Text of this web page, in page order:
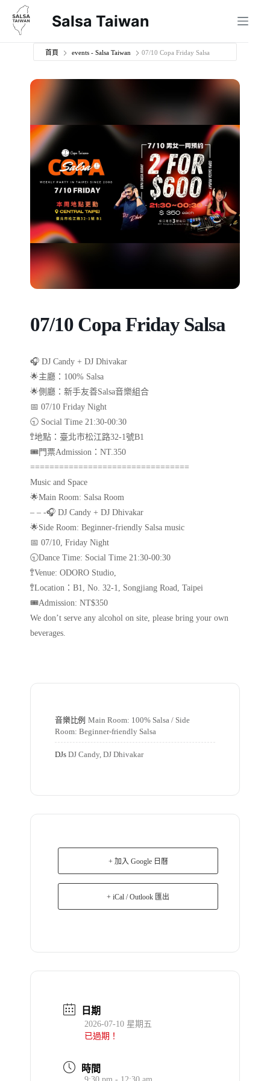
Salsa Taiwan
首頁 events - Salsa Taiwan 07/10 Copa Friday Salsa
07/10 Copa Friday Salsa
🎧 DJ Candy + DJ Dhivakar
🌟主廳：100% Salsa
🌟側廳：新手友善Salsa音樂組合
📅 07/10 Friday Night
🕤 Social Time 21:30-00:30
🚏地點：臺北市松江路32-1號B1
🎟️門票Admission：NT.350
=================================
Music and Space
🌟Main Room: Salsa Room
– – -🎧 DJ Candy + DJ Dhivakar
🌟Side Room: Beginner-friendly Salsa music
📅 07/10, Friday Night
🕤Dance Time: Social Time 21:30-00:30
🚏Venue: ODORO Studio,
🚏Location：B1, No. 32-1, Songjiang Road, Taipei
🎟️Admission: NT$350
We don’t serve any alcohol on site, please bring your own
beverages.
音樂比例 Main Room: 100% Salsa / Side
Room: Beginner-friendly Salsa
DJs DJ Candy, DJ Dhivakar
+ 加入 Google 日曆
+ iCal / Outlook 匯出
日期
2026-07-10 星期五
已過期！
時間